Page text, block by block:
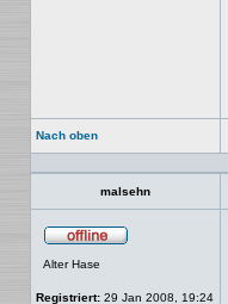
Nach oben
malsehn
Alter Hase
Registriert: 29 Jan 2008, 19:24